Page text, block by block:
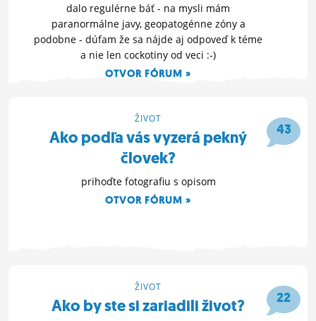
dalo regulérne báť - na mysli mám
paranormálne javy, geopatogénne zóny a
podobne - dúfam že sa nájde aj odpoveď k téme
a nie len cockotiny od veci :-)
OTVOR FÓRUM »
43
ŽIVOT
Ako podľa vás vyzerá pekný
človek?
prihoďte fotografiu s opisom
OTVOR FÓRUM »
22
ŽIVOT
Ako by ste si zariadili život?